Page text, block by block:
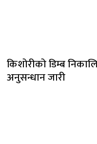
किशोरीको डिम्ब
अनुसन्धान जारी